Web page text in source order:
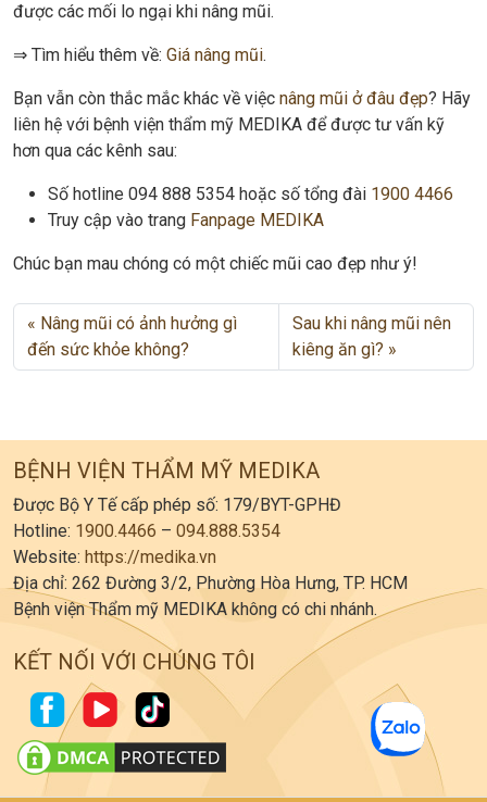
được các mối lo ngại khi nâng mũi.
⇒ Tìm hiểu thêm về: Giá nâng mũi.
Bạn vẫn còn thắc mắc khác về việc nâng mũi ở đâu đẹp? Hãy
liên hệ với bệnh viện thẩm mỹ MEDIKA để được tư vấn kỹ
hơn qua các kênh sau:
Số hotline 094 888 5354 hoặc số tổng đài 1900 4466
Truy cập vào trang Fanpage MEDIKA
Chúc bạn mau chóng có một chiếc mũi cao đẹp như ý!
Nâng mũi có ảnh hưởng gì
đến sức khỏe không?
Sau khi nâng mũi nên
kiêng ăn gì?
BỆNH VIỆN THẨM MỸ MEDIKA
Được Bộ Y Tế cấp phép số: 179/BYT-GPHĐ
Hotline: 1900.4466 – 094.888.5354
Website: https://medika.vn
Địa chỉ: 262 Đường 3/2, Phường Hòa Hưng, TP. HCM
Bệnh viện Thẩm mỹ MEDIKA không có chi nhánh.
KẾT NỐI VỚI CHÚNG TÔI